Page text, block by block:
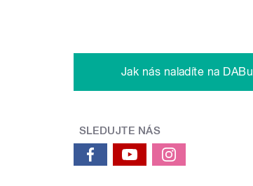
Jak nás naladíte na DABu
SLEDUJTE NÁS